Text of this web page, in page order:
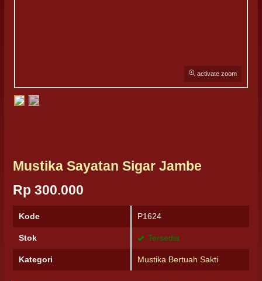
activate zoom
Mustika Sayatan Sigar Jambe
Rp 300.000
Kode P1624
Stok Tersedia
Kategori Mustika Bertuah Sakti